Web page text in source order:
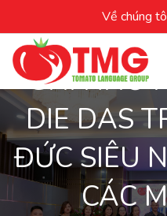
Về chúng
GHI NHỚ
DIE DAS
ĐỨC SIÊU
CÁC